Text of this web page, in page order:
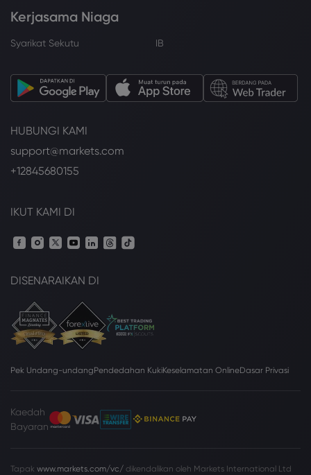
Kerjasama Niaga
Syarikat Sekutu IB
HUBUNGI KAMI
support@markets.com
+12845680155
IKUT KAMI DI
DISENARAIKAN DI
Pek Undang-undangPendedahan KukiKeselamatan OnlineDasar Privasi
Kaedah
Bayaran
Tapak www.markets.com/vc/ dikendalikan oleh Markets International Ltd